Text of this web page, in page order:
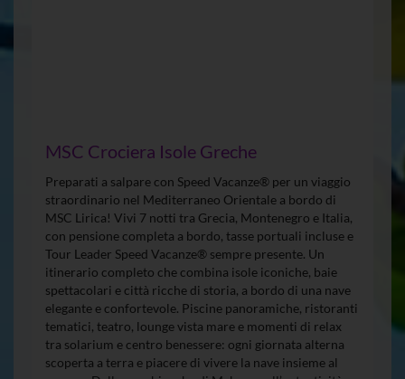
MSC Crociera Isole Greche
Preparati a salpare con Speed Vacanze® per un viaggio
straordinario nel Mediterraneo Orientale a bordo di
MSC Lirica! Vivi 7 notti tra Grecia, Montenegro e Italia,
con pensione completa a bordo, tasse portuali incluse e
Tour Leader Speed Vacanze® sempre presente. Un
itinerario completo che combina isole iconiche, baie
spettacolari e città ricche di storia, a bordo di una nave
elegante e confortevole. Piscine panoramiche, ristoranti
tematici, teatro, lounge vista mare e momenti di relax
tra solarium e centro benessere: ogni giornata alterna
scoperta a terra e piacere di vivere la nave insieme al